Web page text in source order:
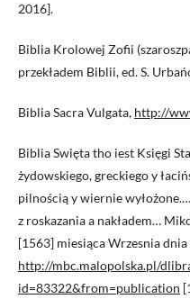
2016].
Biblia Krolowej Zofii
przekładem Biblii, ed. S.
Biblia Sacra Vulgata, http://
Biblia Swięta tho iest Księgi
żydowskiego, greckiego y
pilnością y wiernie
z roskazania a nakładem…
[1563] miesiąca Wrzesnia
http://mbc.malopolska.pl/
id=83322&from=publication